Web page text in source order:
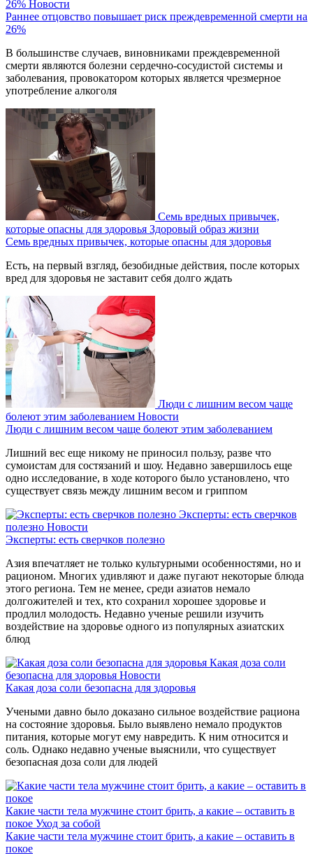
26% Новости
Раннее отцовство повышает риск преждевременной смерти на
26%
В большинстве случаев, виновниками преждевременной
смерти являются болезни сердечно-сосудистой системы и
заболевания, провокатором которых является чрезмерное
употребление алкоголя
Семь вредных привычек,
которые опасны для здоровья Здоровый образ жизни
Семь вредных привычек, которые опасны для здоровья
Есть, на первый взгляд, безобидные действия, после которых
вред для здоровья не заставит себя долго ждать
Люди с лишним весом чаще
болеют этим заболеванием Новости
Люди с лишним весом чаще болеют этим заболеванием
Лишний вес еще никому не приносил пользу, разве что
сумоистам для состязаний и шоу. Недавно завершилось еще
одно исследование, в ходе которого было установлено, что
существует связь между лишним весом и гриппом
Эксперты: есть сверчков
полезно Новости
Эксперты: есть сверчков полезно
Азия впечатляет не только культурными особенностями, но и
рационом. Многих удивляют и даже пугают некоторые блюда
этого региона. Тем не менее, среди азиатов немало
долгожителей и тех, кто сохранил хорошее здоровье и
продлил молодость. Недавно ученые решили изучить
воздействие на здоровье одного из популярных азиатских
блюд
Какая доза соли
безопасна для здоровья Новости
Какая доза соли безопасна для здоровья
Учеными давно было доказано сильное воздействие рациона
на состояние здоровья. Было выявлено немало продуктов
питания, которые могут ему навредить. К ним относится и
соль. Однако недавно ученые выяснили, что существует
безопасная доза соли для людей
Какие части тела мужчине стоит брить, а какие – оставить в
покое Уход за собой
Какие части тела мужчине стоит брить, а какие – оставить в
покое